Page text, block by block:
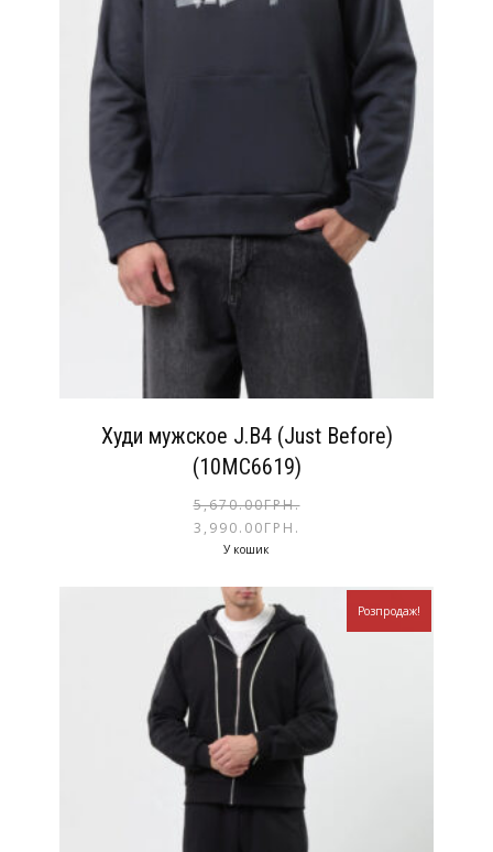
Худи мужское J.B4 (Just Before)
(10MC6619)
5,670.00ГРН.
3,990.00ГРН.
У кошик
Розпродаж!